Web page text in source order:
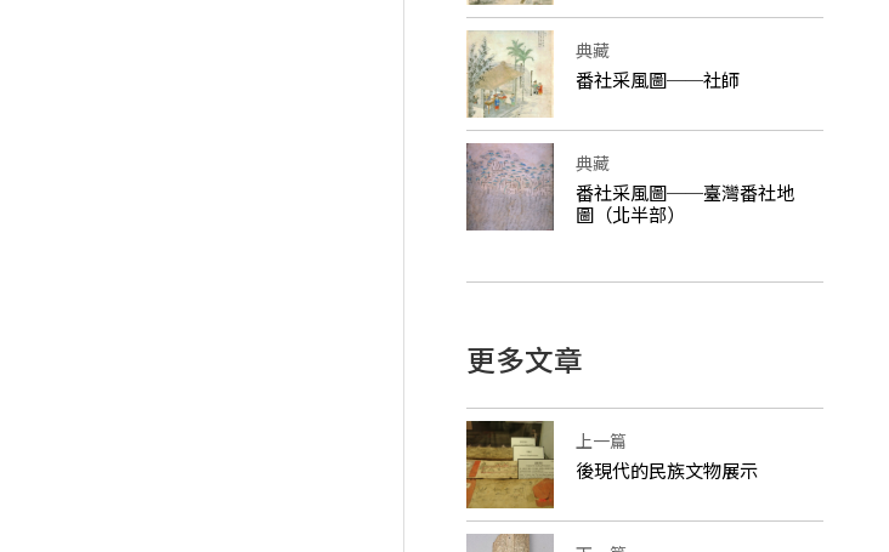
典藏
番社采風圖──社師
典藏
番社采風圖──臺灣番社地
圖（北半部）
更多文章
上一篇
後現代的民族文物展示